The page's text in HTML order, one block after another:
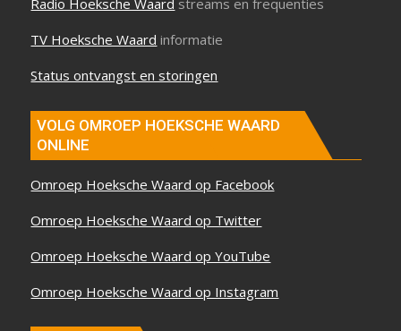
Radio Hoeksche Waard streams en frequenties
TV Hoeksche Waard informatie
Status ontvangst en storingen
VOLG OMROEP HOEKSCHE WAARD
ONLINE
Omroep Hoeksche Waard op Facebook
Omroep Hoeksche Waard op Twitter
Omroep Hoeksche Waard op YouTube
Omroep Hoeksche Waard op Instagram